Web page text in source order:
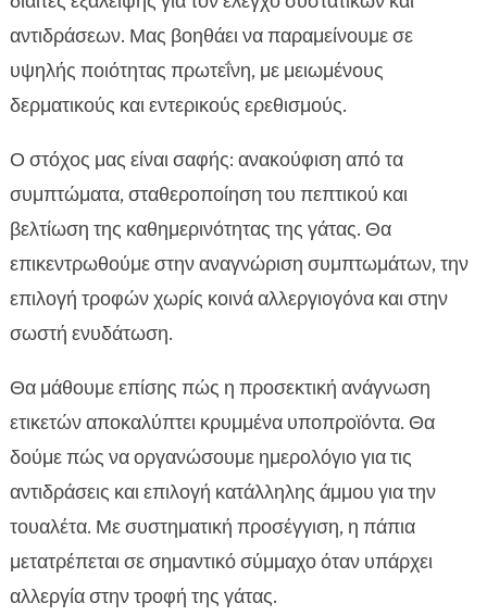
αντιδράσεων. Μας βοηθάει να παραμείνουμε σε
υψηλής ποιότητας πρωτεΐνη, με μειωμένους
δερματικούς και εντερικούς ερεθισμούς.
Ο στόχος μας είναι σαφής: ανακούφιση από τα
συμπτώματα, σταθεροποίηση του πεπτικού και
βελτίωση της καθημερινότητας της γάτας. Θα
επικεντρωθούμε στην αναγνώριση συμπτωμάτων, την
επιλογή τροφών χωρίς κοινά αλλεργιογόνα και στην
σωστή ενυδάτωση.
Θα μάθουμε επίσης πώς η προσεκτική ανάγνωση
ετικετών αποκαλύπτει κρυμμένα υποπροϊόντα. Θα
δούμε πώς να οργανώσουμε ημερολόγιο για τις
αντιδράσεις και επιλογή κατάλληλης άμμου για την
τουαλέτα. Με συστηματική προσέγγιση, η πάπια
μετατρέπεται σε σημαντικό σύμμαχο όταν υπάρχει
αλλεργία στην τροφή της γάτας.